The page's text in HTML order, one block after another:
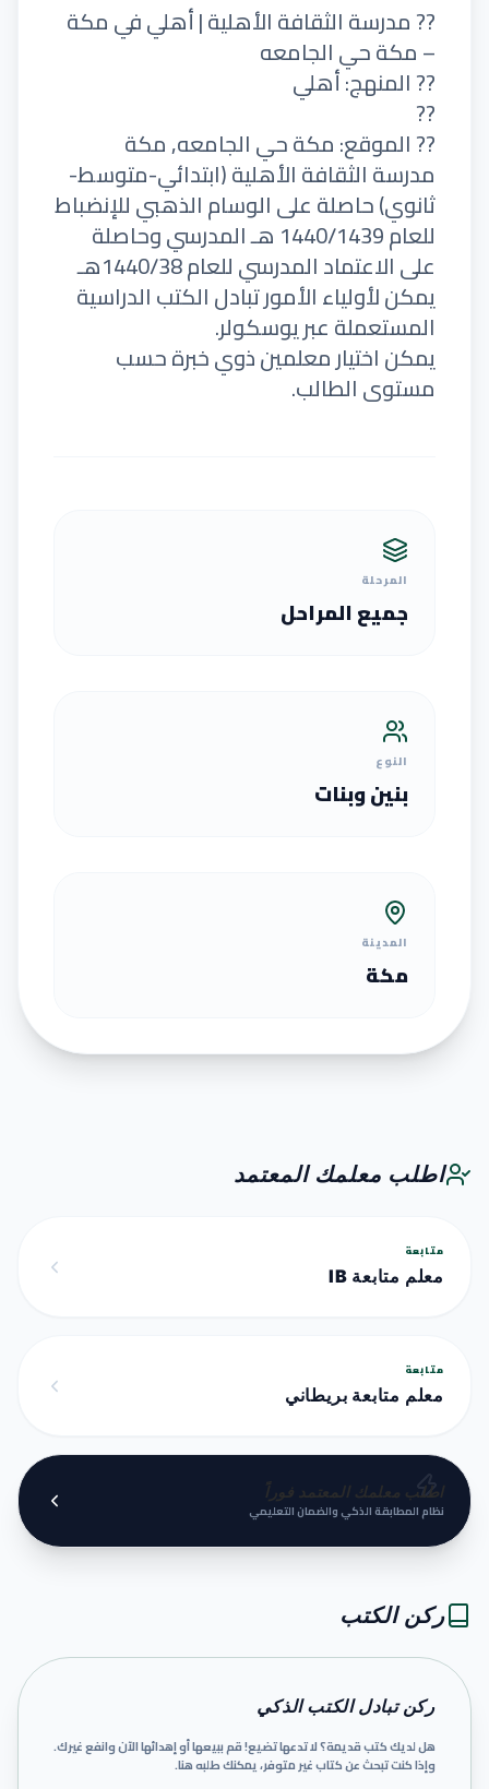
?? مدرسة الثقافة الأهلية | أهلي في مكة
– مكة حي الجامعه
?? المنهج: أهلي
??
?? الموقع: مكة حي الجامعه, مكة
مدرسة الثقافة الأهلية (ابتدائي-متوسط-
ثانوي) حاصلة على الوسام الذهبي للإنضباط
للعام 1440/1439 هـ المدرسي وحاصلة
على الاعتماد المدرسي للعام 1440/38هـ
يمكن لأولياء الأمور تبادل الكتب الدراسية
المستعملة عبر يوسكولر.
يمكن اختيار معلمين ذوي خبرة حسب
مستوى الطالب.
المرحلة
جميع المراحل
النوع
بنين وبنات
المدينة
مكة
اطلب معلمك المعتمد
متابعة
معلم متابعة IB
متابعة
معلم متابعة بريطاني
اطلب معلمك المعتمد فوراً
نظام المطابقة الذكي والضمان التعليمي
ركن الكتب
ركن تبادل الكتب الذكي
هل لديك كتب قديمة؟ لا تدعها تضيع! قم ببيعها أو إهدائها الآن وانفع غيرك.
وإذا كنت تبحث عن كتاب غير متوفر، يمكنك طلبه هنا.